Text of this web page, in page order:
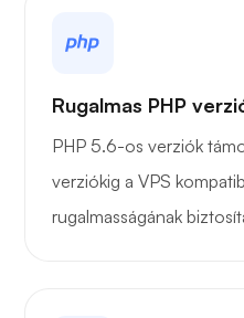
Rugalmas PHP
PHP 5.6-os verziók
verziókig a VPS
rugalmasságának